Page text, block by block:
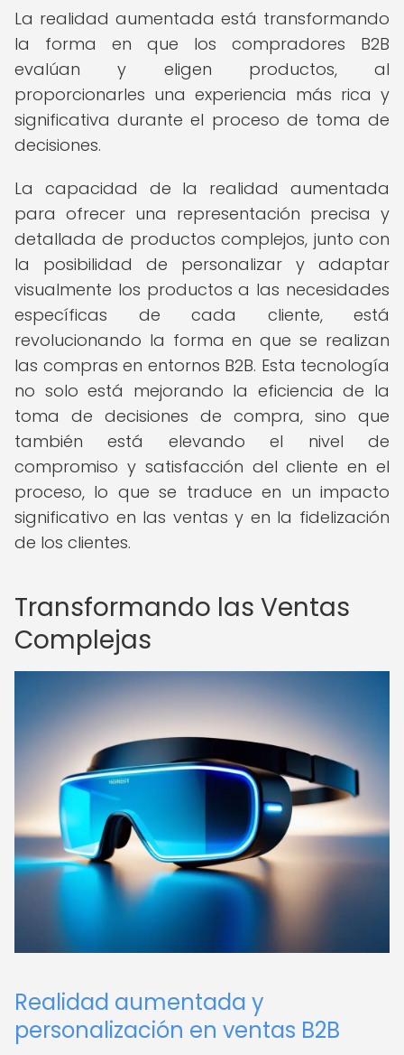
La realidad aumentada está transformando
la forma en que los compradores B2B
evalúan y eligen productos, al
proporcionarles una experiencia más rica y
significativa durante el proceso de toma de
decisiones.
La capacidad de la realidad aumentada
para ofrecer una representación precisa y
detallada de productos complejos, junto con
la posibilidad de personalizar y adaptar
visualmente los productos a las necesidades
específicas de cada cliente, está
revolucionando la forma en que se realizan
las compras en entornos B2B. Esta tecnología
no solo está mejorando la eficiencia de la
toma de decisiones de compra, sino que
también está elevando el nivel de
compromiso y satisfacción del cliente en el
proceso, lo que se traduce en un impacto
significativo en las ventas y en la fidelización
de los clientes.
Transformando las Ventas
Complejas
Realidad aumentada y
personalización en ventas B2B